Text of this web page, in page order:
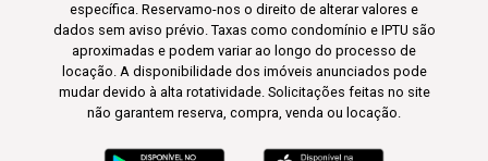
específica. Reservamo-nos o direito de alterar valores e
dados sem aviso prévio. Taxas como condomínio e IPTU são
aproximadas e podem variar ao longo do processo de
locação. A disponibilidade dos imóveis anunciados pode
mudar devido à alta rotatividade. Solicitações feitas no site
não garantem reserva, compra, venda ou locação.